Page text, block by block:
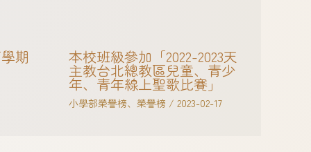
期 本校班級參加「2022-2023天
主教台北總教區兒童、青少
年、青年線上聖歌比賽」
小學部榮譽榜、 榮譽榜 /2023-02-17